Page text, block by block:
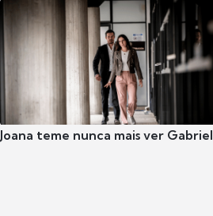
Joana teme nunca mais ver Gabriel